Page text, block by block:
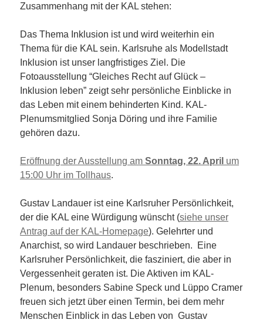
Zusammenhang mit der KAL stehen:
Das Thema Inklusion ist und wird weiterhin ein
Thema für die KAL sein. Karlsruhe als Modellstadt
Inklusion ist unser langfristiges Ziel. Die
Fotoausstellung “Gleiches Recht auf Glück –
Inklusion leben” zeigt sehr persönliche Einblicke in
das Leben mit einem behinderten Kind. KAL-
Plenumsmitglied Sonja Döring und ihre Familie
gehören dazu.
Eröffnung der Ausstellung am Sonntag, 22. April um
15:00 Uhr im Tollhaus.
Gustav Landauer ist eine Karlsruher Persönlichkeit,
der die KAL eine Würdigung wünscht (siehe unser
Antrag auf der KAL-Homepage). Gelehrter und
Anarchist, so wird Landauer beschrieben. Eine
Karlsruher Persönlichkeit, die fasziniert, die aber in
Vergessenheit geraten ist. Die Aktiven im KAL-
Plenum, besonders Sabine Speck und Lüppo Cramer
freuen sich jetzt über einen Termin, bei dem mehr
Menschen Einblick in das Leben von Gustav